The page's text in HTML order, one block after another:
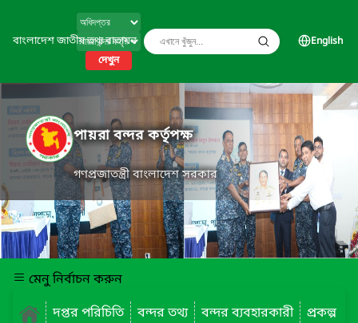
বাংলাদেশ জাতীয় তথ্য বাতায়ন
দেখুন
English
পায়রা বন্দর কর্তৃপক্ষ
গণপ্রজাতন্ত্রী বাংলাদেশ সরকার
মেনু নির্বাচন করুন
দপ্তর পরিচিতি
বন্দর তথ্য বন্দর ব্যবহারকারী
প্রকল্প